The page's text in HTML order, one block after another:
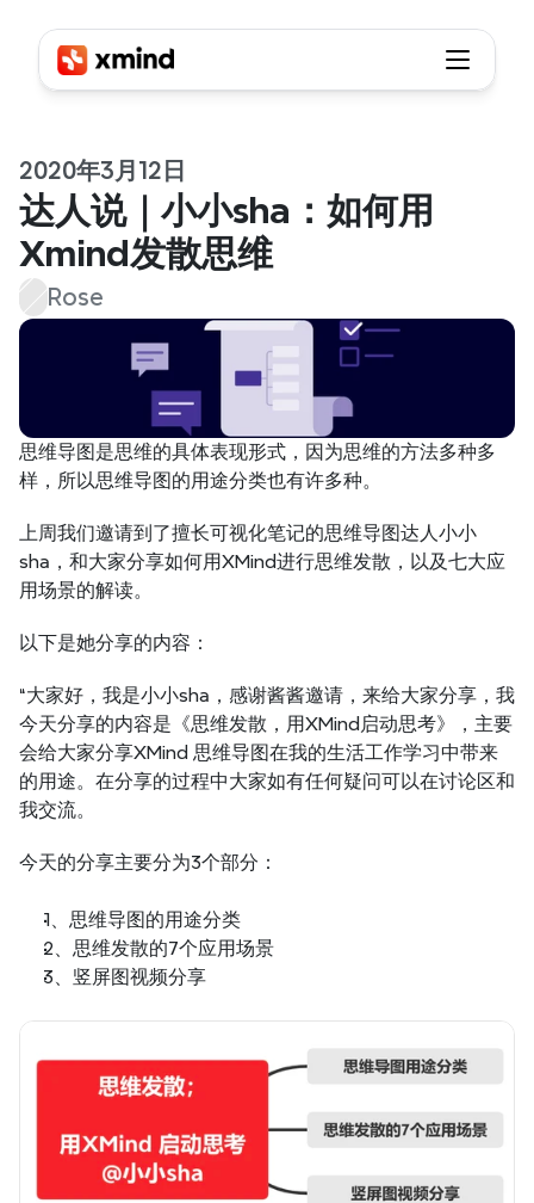
2020年3月12日
达人说｜小小sha：如何用
Xmind发散思维
Rose
思维导图是思维的具体表现形式，因为思维的方法多种多
样，所以思维导图的用途分类也有许多种。
上周我们邀请到了擅长可视化笔记的思维导图达人小小
sha，和大家分享如何用XMind进行思维发散，以及七大应
用场景的解读。
以下是她分享的内容：
“大家好，我是小小sha，感谢酱酱邀请，来给大家分享，我
今天分享的内容是《思维发散，用XMind启动思考》，主要
会给大家分享XMind 思维导图在我的生活工作学习中带来
的用途。在分享的过程中大家如有任何疑问可以在讨论区和
我交流。
今天的分享主要分为3个部分：
1、思维导图的用途分类
2、思维发散的7个应用场景
3、竖屏图视频分享